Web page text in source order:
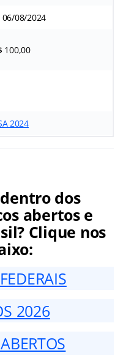
08/2024
100,00
2024
dos
abertos e
Clique nos
2026